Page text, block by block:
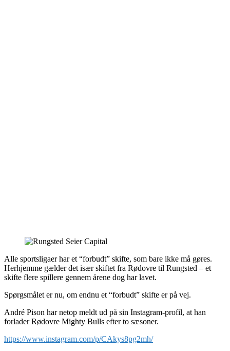
Alle sportsligaer har et “forbudt” skifte, som bare ikke må gøres.
Herhjemme gælder det især skiftet fra Rødovre til Rungsted – et
skifte flere spillere gennem årene dog har lavet.
Spørgsmålet er nu, om endnu et “forbudt” skifte er på vej.
André Pison har netop meldt ud på sin Instagram-profil, at han
forlader Rødovre Mighty Bulls efter to sæsoner.
https://www.instagram.com/p/CAkys8pg2mh/